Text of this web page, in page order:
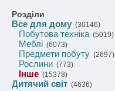
Розділи
Все для дому (30146)
Побутова техніка(5019)
Меблі (6073)
Предмети побуту (2697)
Рослини (773)
Інше (15378)
Дитячий світ (4636)